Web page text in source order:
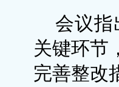
会议
关键环节
完善整改